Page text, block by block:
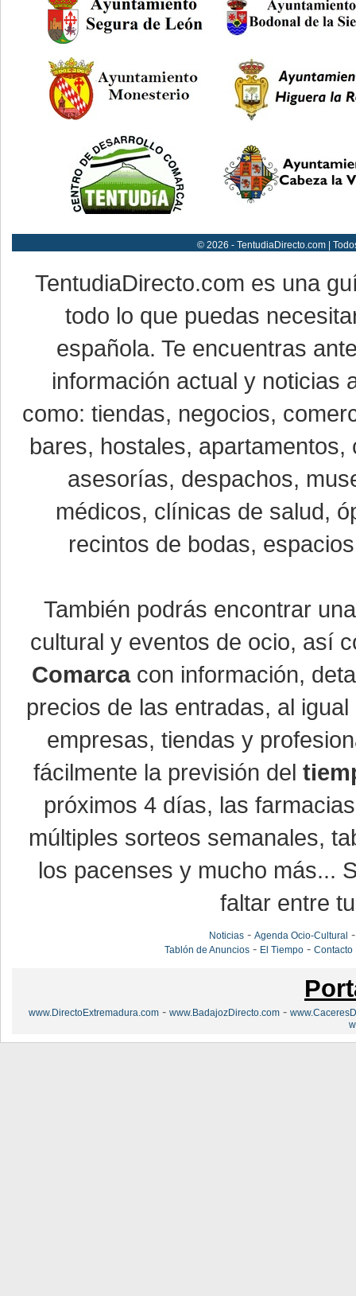
© 2026 - TentudiaDirecto.com |
TentudiaDirecto.com es una
todo lo que puedas
española. Te encuentras
información actual y noticias
como: tiendas, negocios,
bares, hostales,
asesorías, despachos,
médicos, clínicas de salud,
recintos de bodas,
También podrás encontrar
cultural y eventos de ocio, así
Comarcacon información,
precios de las entradas, al
empresas, tiendas y
fácilmente la previsión del
próximos 4 días, las
múltiples sorteos semanales,
los pacenses y mucho más...
faltar entre
Noticias -Agenda Ocio-Cultural
Tablón de Anuncios - El Tiempo -Contacto
www.DirectoExtremadura.com - www.BadajozDirecto.com -